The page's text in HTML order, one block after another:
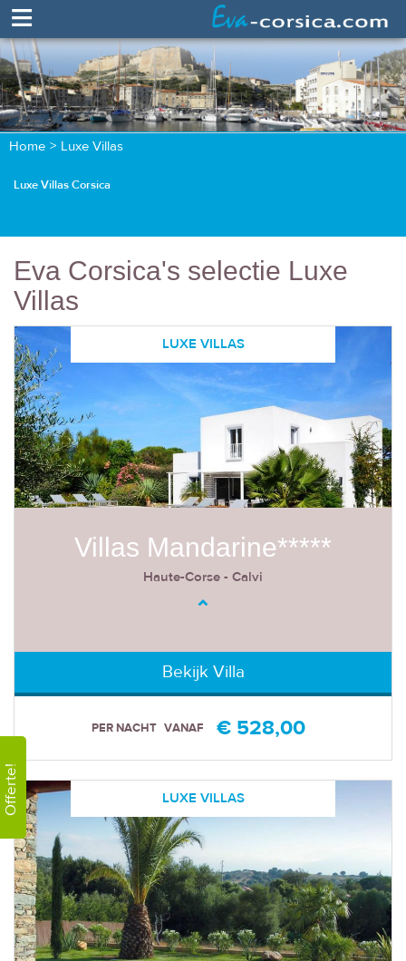
Offerte!
≡
> Luxe Villas
Luxe Villas Corsica
Home > Luxe Villas
Eva Corsica's selectie Luxe
Villas
LUXE VILLAS
Villas Mandarine*****
Haute-Corse - Calvi
Bekijk Villa
VANAF
PER NACHT € 528,00
LUXE VILLAS